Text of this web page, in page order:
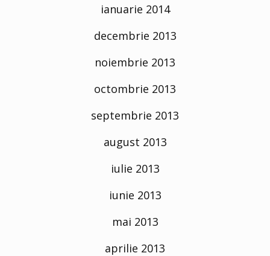
ianuarie 2014
decembrie 2013
noiembrie 2013
octombrie 2013
septembrie 2013
august 2013
iulie 2013
iunie 2013
mai 2013
aprilie 2013